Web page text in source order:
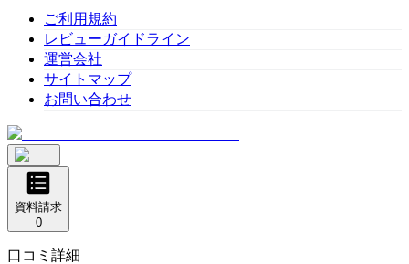
ご利用規約
レビューガイドライン
運営会社
サイトマップ
お問い合わせ
資料請求
0
口コミ詳細